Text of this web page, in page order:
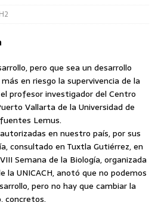
pero que sea un desarrollo
en riesgo la supervivencia de la
profesor investigador del Centro
Vallarta de la Universidad de
Lemus.
en nuestro país, por sus
consultado en Tuxtla Gutiérrez, en
Semana de la Biología, organizada
la UNICACH, anotó que no podemos
pero no hay que cambiar la
concretos.